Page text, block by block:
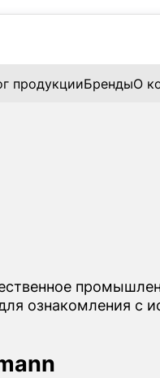
продукцииБрендыО
ознакомления с